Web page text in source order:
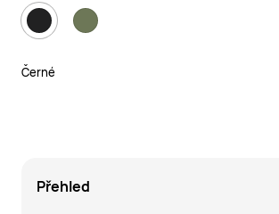
Černé
Přehled